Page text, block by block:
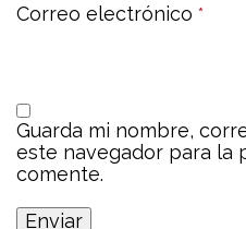
Correo electrónico *
Guarda mi nombre,
este navegador para la
comente.